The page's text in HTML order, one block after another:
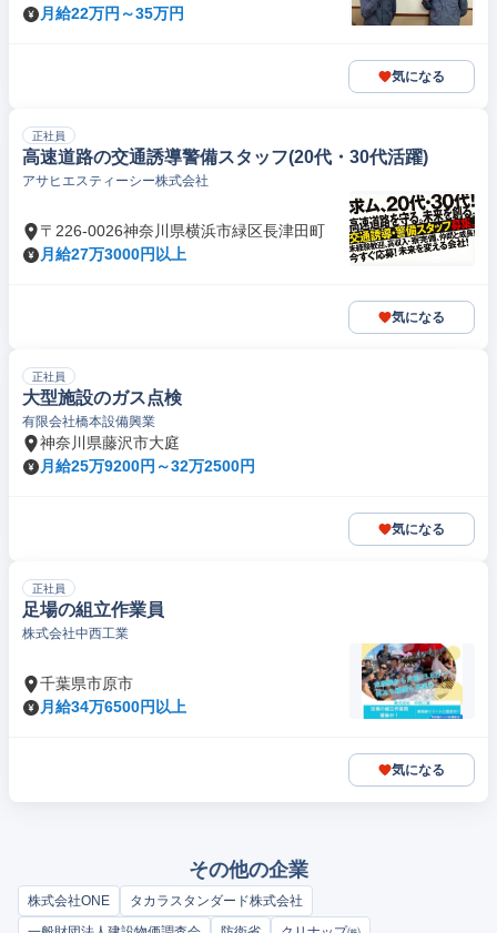
月給22万円～35万円
気になる
正社員
高速道路の交通誘導警備スタッフ(20代・30代活躍)
アサヒエスティーシー株式会社
〒226-0026神奈川県横浜市緑区長津田町
月給27万3000円以上
気になる
正社員
大型施設のガス点検
有限会社橋本設備興業
神奈川県藤沢市大庭
月給25万9200円～32万2500円
気になる
正社員
足場の組立作業員
株式会社中西工業
千葉県市原市
月給34万6500円以上
気になる
その他の企業
株式会社ONE
タカラスタンダード株式会社